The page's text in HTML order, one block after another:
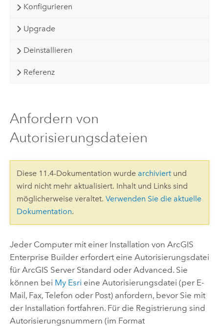
Konfigurieren
Upgrade
Deinstallieren
Referenz
Anfordern von
Autorisierungsdateien
Diese 11.4-Dokumentation wurde archiviertund
wird nicht mehr aktualisiert. Inhalt und Links sind
möglicherweise veraltet. Verwenden Sie die aktuelle
Dokumentation.
Jeder Computer mit einer Installation von ArcGIS
Enterprise Buildererfordert eine Autorisierungsdatei
für ArcGIS ServerStandard oder Advanced. Sie
können bei My Esri eine Autorisierungsdatei (per E-
Mail, Fax, Telefon oder Post) anfordern, bevor Sie mit
der Installation fortfahren. Für die Registrierung sind
Autorisierungsnummern (im Format